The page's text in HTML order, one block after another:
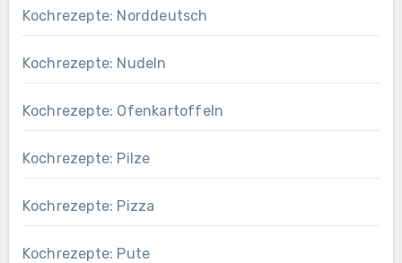
Kochrezepte: Norddeutsch
Kochrezepte: Nudeln
Kochrezepte: Ofenkartoffeln
Kochrezepte: Pilze
Kochrezepte: Pizza
Kochrezepte: Pute